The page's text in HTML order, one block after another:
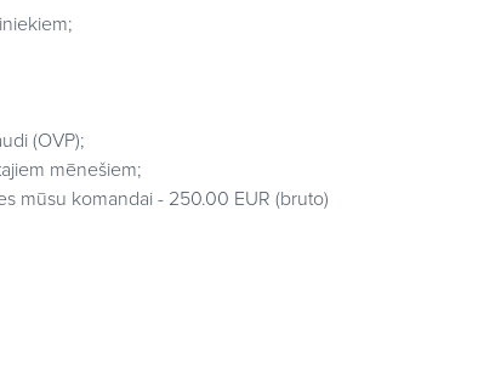
(OVP);
mēnešiem;
mūsu komandai - 250.00 EUR (bruto)